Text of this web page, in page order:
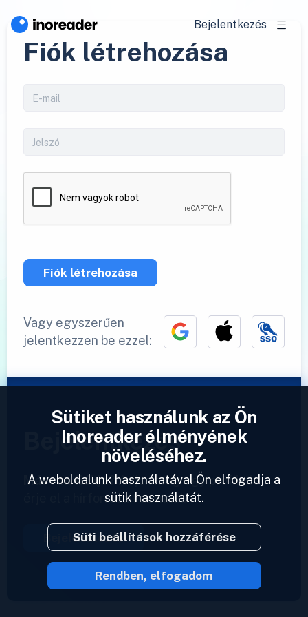
Bejelentkezés
Fiók létrehozása
Fiók létrehozása
Vagy egyszerűen
jelentkezzen be ezzel:
Bejelentkezés
Már van fiókja? Adjon meg egy profilt és
érje el a hírforrásait azonnal.
Bejelentkezés
2023 © Inoreader
Sütiket használunk az Ön
Inoreader élményének
növeléséhez.
A weboldalunk használatával Ön elfogadja a
sütik használatát.
Süti beállítások hozzáférése
Rendben, elfogadom